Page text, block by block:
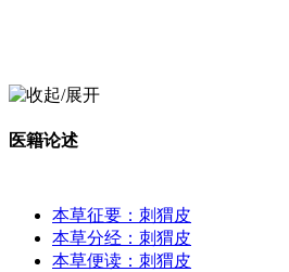
医籍论述
本草征要：刺猬皮
本草分经：刺猬皮
本草便读：刺猬皮